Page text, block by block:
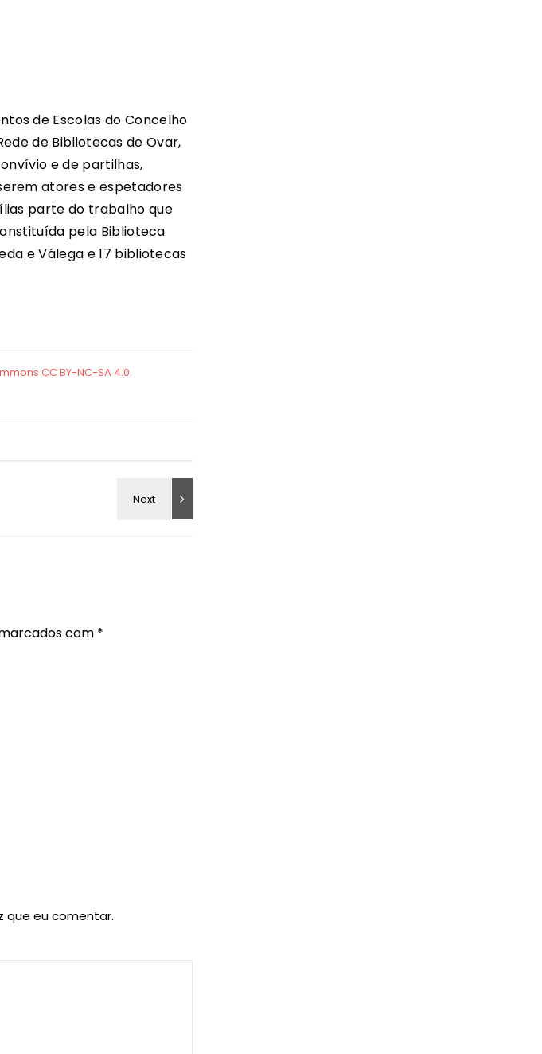
de Escolas do Concelho
de Bibliotecas de Ovar,
e de partilhas,
atores e espetadores
parte do trabalho que
pela Biblioteca
e Válega e 17 bibliotecas
com *
que eu comentar.